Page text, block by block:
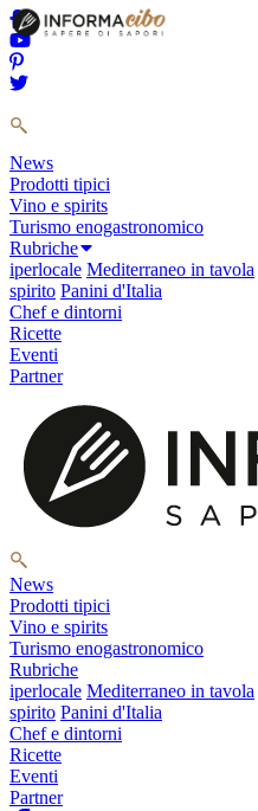
News
Prodotti tipici
Vino e spirits
Turismo enogastronomico
Rubriche
iperlocale Mediterraneo in tavola
spirito Panini d'Italia
Chef e dintorni
Ricette
Eventi
Partner
News
Prodotti tipici
Vino e spirits
Turismo enogastronomico
Rubriche
iperlocale Mediterraneo in tavola
spirito Panini d'Italia
Chef e dintorni
Ricette
Eventi
Partner